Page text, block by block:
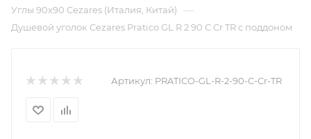
Углы 90х90 Cezares (Италия, Китай) —
Душевой уголок Cezares Pratico GL R 2 90 C Cr TR с поддоном
Артикул: PRATICO-GL-R-2-90-C-Cr-TR